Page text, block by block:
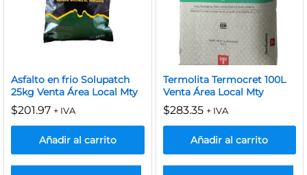
Asfalto en frio Solupatch
25kg Venta Área Local Mty
$201.97 + IVA
Añadir al carrito
Termolita Termocret 100L
Venta Área Local Mty
$283.35 + IVA
Añadir al carrito